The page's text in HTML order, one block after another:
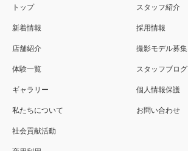
トップ
新着情報
店舗紹介
体験一覧
ギャラリー
私たちについて
社会貢献活動
スタッフ紹介
採用情報
撮影モデル募集
スタッフブログ
個人情報保護
お問い合わせ